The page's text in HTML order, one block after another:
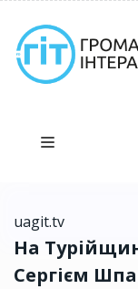
uagit.tv
На
Сергієм